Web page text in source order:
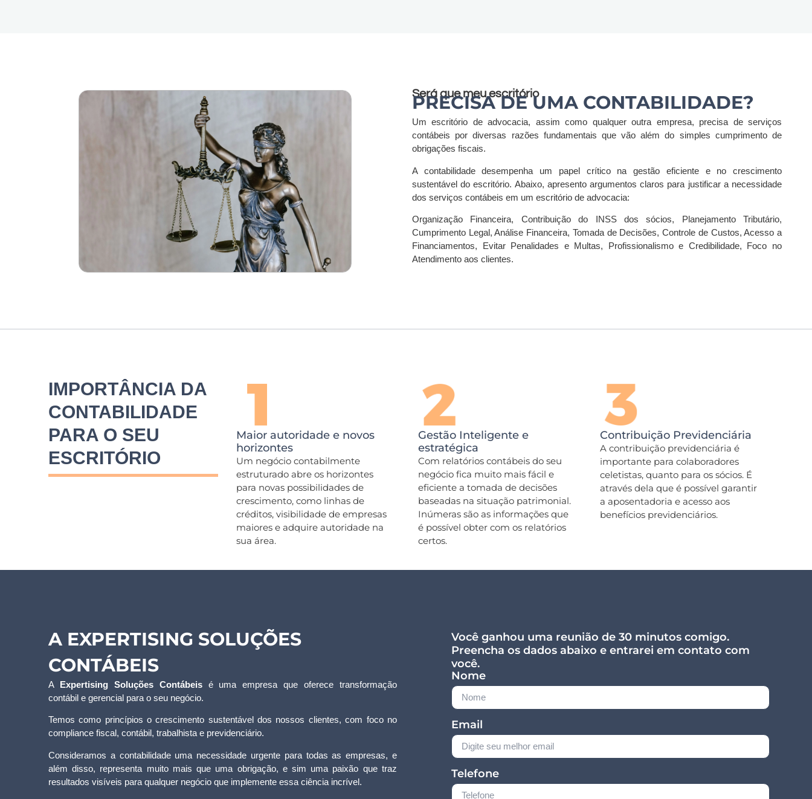
Será que meu escritório
PRECISA DE UMA CONTABILIDADE?
Um escritório de advocacia, assim como qualquer outra empresa, precisa de serviços
contábeis por diversas razões fundamentais que vão além do simples cumprimento de
obrigações fiscais.
A contabilidade desempenha um papel crítico na gestão eficiente e no crescimento
sustentável do escritório. Abaixo, apresento argumentos claros para justificar a necessidade
dos serviços contábeis em um escritório de advocacia:
Organização Financeira, Contribuição do INSS dos sócios, Planejamento Tributário,
Cumprimento Legal, Análise Financeira, Tomada de Decisões, Controle de Custos, Acesso a
Financiamentos, Evitar Penalidades e Multas, Profissionalismo e Credibilidade, Foco no
Atendimento aos clientes.
IMPORTÂNCIA DA
CONTABILIDADE
PARA O SEU
ESCRITÓRIO
Maior autoridade e novos
horizontes
Um negócio contabilmente
estruturado abre os horizontes
para novas possibilidades de
crescimento, como linhas de
créditos, visibilidade de empresas
maiores e adquire autoridade na
sua área.
Gestão Inteligente e
estratégica
Com relatórios contábeis do seu
negócio fica muito mais fácil e
eficiente a tomada de decisões
baseadas na situação patrimonial.
Inúmeras são as informações que
é possível obter com os relatórios
certos.
Contribuição Previdenciária
A contribuição previdenciária é
importante para colaboradores
celetistas, quanto para os sócios. É
através dela que é possível garantir
a aposentadoria e acesso aos
benefícios previdenciários.
A EXPERTISING SOLUÇÕES
CONTÁBEIS
A Expertising Soluções Contábeisé uma empresa que oferece transformação
contábil e gerencial para o seu negócio.
Temos como princípios o crescimento sustentável dos nossos clientes, com foco no
compliance fiscal, contábil, trabalhista e previdenciário.
Consideramos a contabilidade uma necessidade urgente para todas as empresas, e
além disso, representa muito mais que uma obrigação, e sim uma paixão que traz
resultados visíveis para qualquer negócio que implemente essa ciência incrível.
Você ganhou uma reunião de 30 minutos comigo.
Preencha os dados abaixo e entrarei em contato com
você.
Nome
Email
Telefone